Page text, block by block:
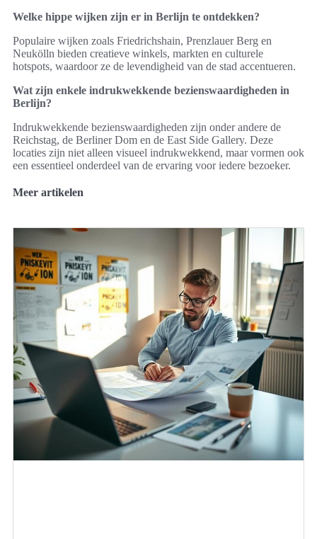
Welke hippe wijken zijn er in Berlijn te ontdekken?
Populaire wijken zoals Friedrichshain, Prenzlauer Berg en
Neukölln bieden creatieve winkels, markten en culturele
hotspots, waardoor ze de levendigheid van de stad accentueren.
Wat zijn enkele indrukwekkende bezienswaardigheden in
Berlijn?
Indrukwekkende bezienswaardigheden zijn onder andere de
Reichstag, de Berliner Dom en de East Side Gallery. Deze
locaties zijn niet alleen visueel indrukwekkend, maar vormen ook
een essentieel onderdeel van de ervaring voor iedere bezoeker.
Meer artikelen